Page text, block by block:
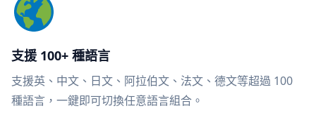
支援 100+ 種語言
支援英、中文、日文、阿拉伯文、法文、德文等超過 100
種語言，一鍵即可切換任意語言組合。